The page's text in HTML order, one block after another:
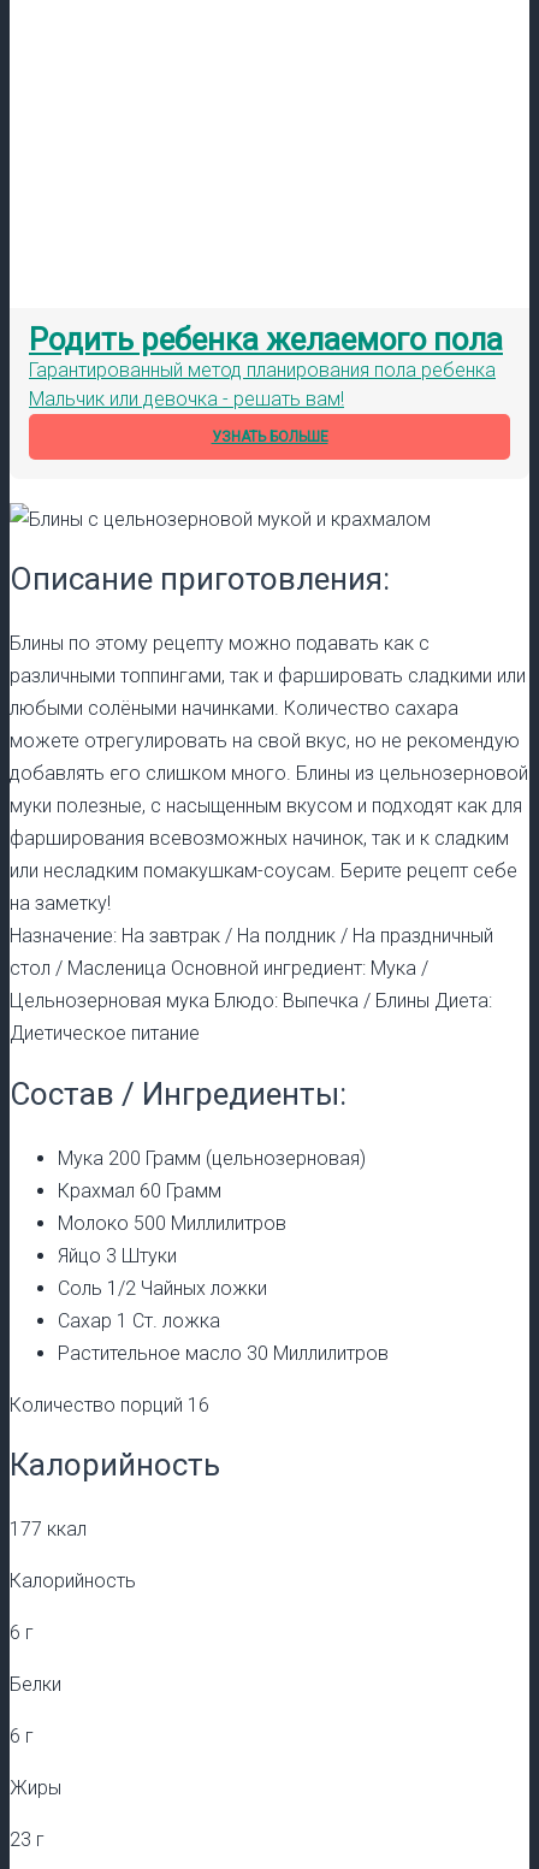
Родить ребенка желаемого пола
Гарантированный метод планирования пола ребенка
Мальчик или девочка - решать вам!
УЗНАТЬ БОЛЬШЕ
Описание приготовления:
Блины по этому рецепту можно подавать как с
различными топпингами, так и фаршировать сладкими или
любыми солёными начинками. Количество сахара
можете отрегулировать на свой вкус, но не рекомендую
добавлять его слишком много. Блины из цельнозерновой
муки полезные, с насыщенным вкусом и подходят как для
фарширования всевозможных начинок, так и к сладким
или несладким помакушкам-соусам. Берите рецепт себе
на заметку!
Назначение: На завтрак / На полдник / На праздничный
стол / Масленица Основной ингредиент: Мука /
Цельнозерновая мука Блюдо: Выпечка / Блины Диета:
Диетическое питание
Состав / Ингредиенты:
Мука 200 Грамм (цельнозерновая)
Крахмал 60 Грамм
Молоко 500 Миллилитров
Яйцо 3 Штуки
Соль 1/2 Чайных ложки
Сахар 1 Ст. ложка
Растительное масло 30 Миллилитров
Количество порций 16
Калорийность
177 ккал
Калорийность
6 г
Белки
6 г
Жиры
23 г